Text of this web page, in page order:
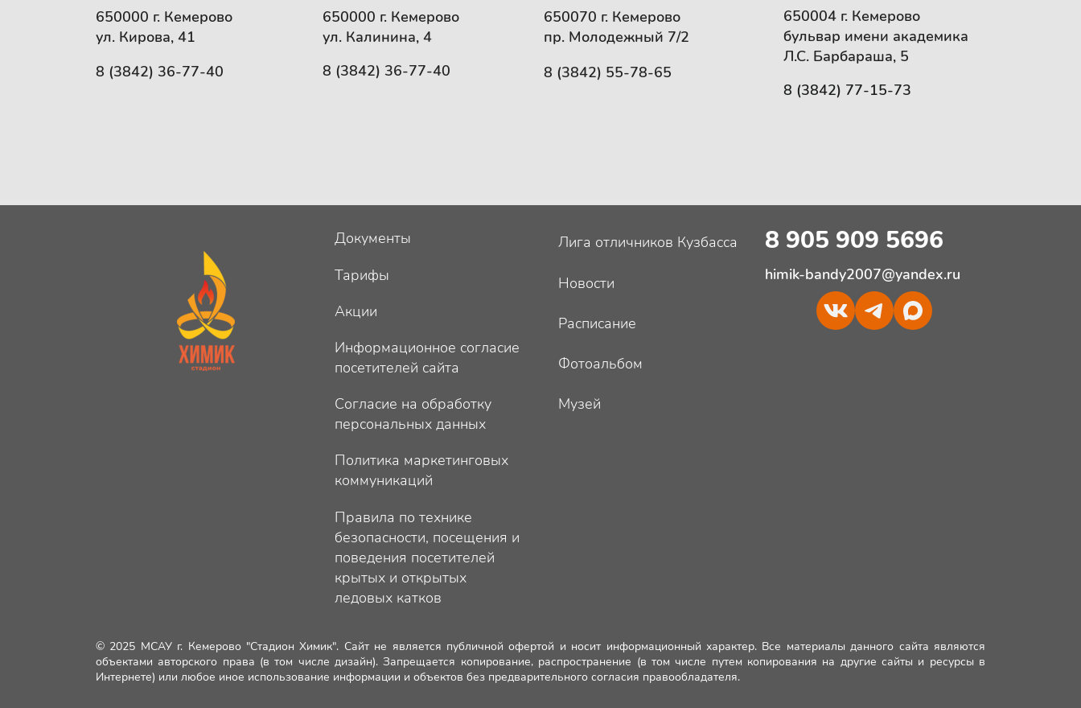
650000 г. Кемерово
ул. Кирова, 41
8 (3842) 36-77-40
650000 г. Кемерово
ул. Калинина, 4
8 (3842) 36-77-40
650070 г. Кемерово
пр. Молодежный 7/2
8 (3842) 55-78-65
650004 г. Кемерово
бульвар имени академика
Л.С. Барбараша, 5
8 (3842) 77-15-73
Документы
Тарифы
Акции
Информационное согласие
посетителей сайта
Согласие на обработку
персональных данных
Политика маркетинговых
коммуникаций
Правила по технике
безопасности, посещения и
поведения посетителей
крытых и открытых
ледовых катков
Лига отличников Кузбасса
Новости
Расписание
Фотоальбом
Музей
8 905 909 5696
himik-bandy2007@yandex.ru
© 2025 МСАУ г. Кемерово "Стадион Химик". Сайт не является публичной офертой и носит информационный характер. Все материалы данного сайта являются
объектами авторского права (в том числе дизайн). Запрещается копирование, распространение (в том числе путем копирования на другие сайты и ресурсы в
Интернете) или любое иное использование информации и объектов без предварительного согласия правообладателя.